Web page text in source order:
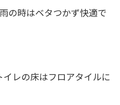
の時はベタつかず快適で
レの床はフロアタイルに